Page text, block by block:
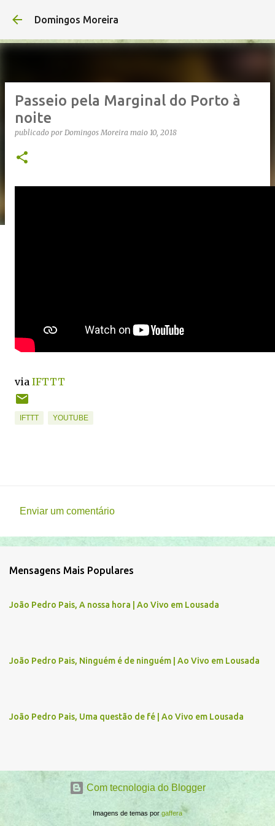
Avançar para o conteúdo principal
Domingos Moreira
Passeio pela Marginal do Porto à
noite
publicado por Domingos Moreira maio 10, 2018
via IFTTT
IFTTT YOUTUBE
e
t
i
Enviar um comentário
Mensagens Mais Populares
João Pedro Pais, A nossa hora | Ao Vivo em Lousada
João Pedro Pais, Ninguém é de ninguém | Ao Vivo em Lousada
João Pedro Pais, Uma questão de fé | Ao Vivo em Lousada
Com tecnologia do Blogger
Imagens de temas por gaffera